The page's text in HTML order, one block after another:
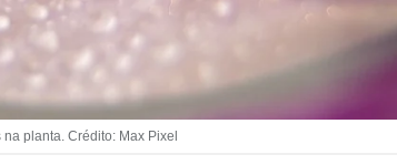
planta. Crédito: Max Pixel